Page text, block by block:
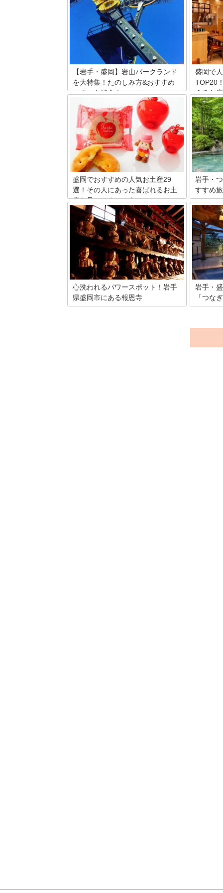
【岩手・盛岡】岩山パークランド
を大特集！たのしみ方&おすすめ
スポット紹介！
岩手県盛岡市にあるテーマパーク、岩山
パークランド。ゴールデンウィークや夏
休みには、たくさんの子供たちで賑わい
ます。今回はその岩山パークランドの魅
力をたっぷりご紹介します！
盛岡で
TOP20
えるお
岩手県盛
をご紹介
在地。「
ゃ麵」な
すよね。
ゃれなイ
ショッピ
せっかく
か？
盛岡でおすすめの人気お土産29
選！その人にあった喜ばれるお土
産を見つけましょう
盛岡には甘い物からピリ辛のものまで数
多くの名産品があります。また低価格な
ものや大容量のものも多いので、大勢に
お土産を配る時にはもってこいです！特
にスイーツ関連の商品は個包装されてい
ることが多いので、これから紹介するお
土産を元に何を購入するか決めてみてく
ださい。もちろん自分や大切な人へのお
土産にもぴったりです！
岩手・
すすめ
岩手県盛
在、温泉
が、温泉
でに始ま
記されて
ら今は平
ですよ。
アにある
います。
心洗われるパワースポット！岩手
県盛岡市にある報恩寺
岩手・
「つな
出す湖の
すべすべ